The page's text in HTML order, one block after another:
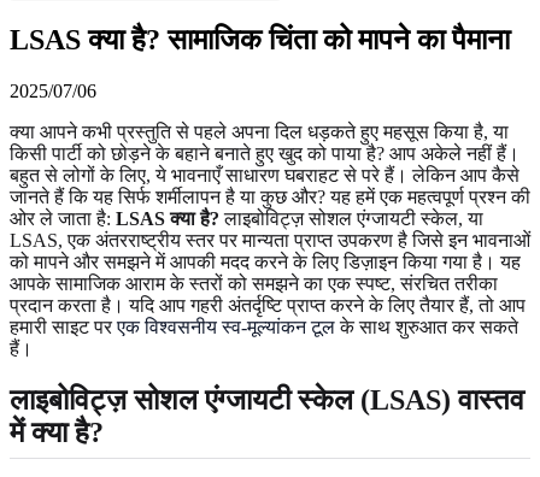
LSAS क्या है? सामाजिक चिंता को मापने का पैमाना
2025/07/06
क्या आपने कभी प्रस्तुति से पहले अपना दिल धड़कते हुए महसूस किया है, या
किसी पार्टी को छोड़ने के बहाने बनाते हुए खुद को पाया है? आप अकेले नहीं हैं।
बहुत से लोगों के लिए, ये भावनाएँ साधारण घबराहट से परे हैं। लेकिन आप कैसे
जानते हैं कि यह सिर्फ शर्मीलापन है या कुछ और? यह हमें एक महत्वपूर्ण प्रश्न की
ओर ले जाता है: LSAS क्या है? लाइबोविट्ज़ सोशल एंग्जायटी स्केल, या
LSAS, एक अंतरराष्ट्रीय स्तर पर मान्यता प्राप्त उपकरण है जिसे इन भावनाओं
को मापने और समझने में आपकी मदद करने के लिए डिज़ाइन किया गया है। यह
आपके सामाजिक आराम के स्तरों को समझने का एक स्पष्ट, संरचित तरीका
प्रदान करता है। यदि आप गहरी अंतर्दृष्टि प्राप्त करने के लिए तैयार हैं, तो आप
हमारी साइट परएक विश्वसनीय स्व-मूल्यांकन टूलके साथ शुरुआत कर सकते
हैं।
लाइबोविट्ज़ सोशल एंग्जायटी स्केल (LSAS) वास्तव
में क्या है?